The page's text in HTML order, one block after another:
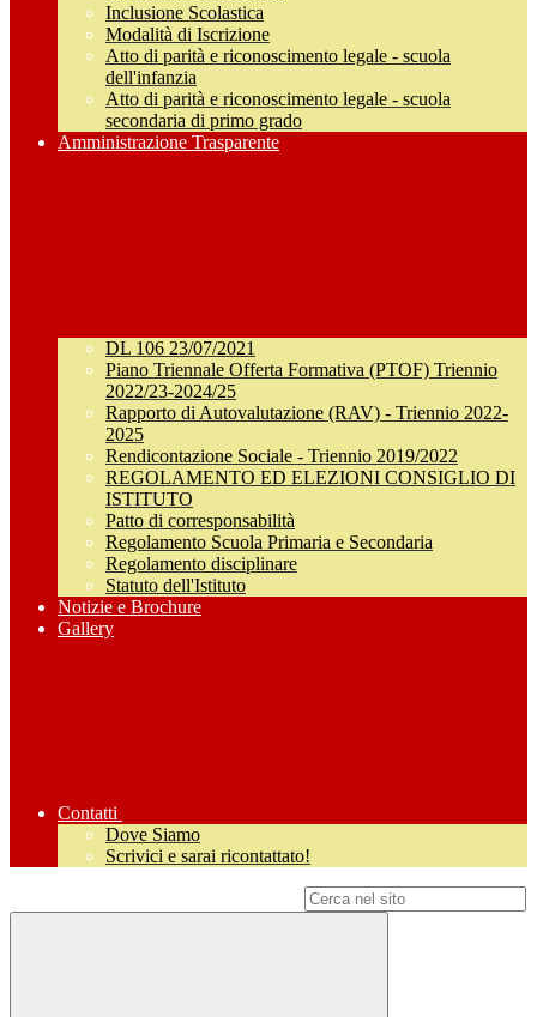
Inclusione Scolastica
Modalità di Iscrizione
Atto di parità e riconoscimento legale - scuola
dell'infanzia
Atto di parità e riconoscimento legale - scuola
secondaria di primo grado
Amministrazione Trasparente
DL 106 23/07/2021
Piano Triennale Offerta Formativa (PTOF) Triennio
2022/23-2024/25
Rapporto di Autovalutazione (RAV) - Triennio 2022-
2025
Rendicontazione Sociale - Triennio 2019/2022
REGOLAMENTO ED ELEZIONI CONSIGLIO DI
ISTITUTO
Patto di corresponsabilità
Regolamento Scuola Primaria e Secondaria
Regolamento disciplinare
Statuto dell'Istituto
Notizie e Brochure
Gallery
Contatti
Dove Siamo
Scrivici e sarai ricontattato!